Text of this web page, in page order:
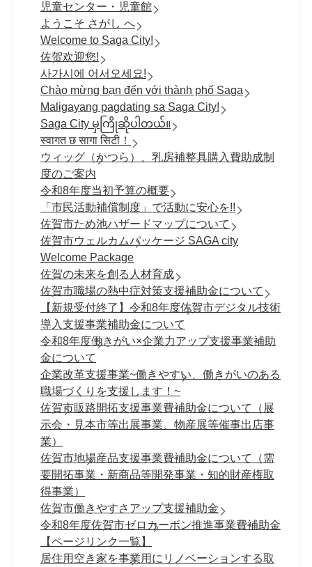
児童センター・児童館
ようこそ さがし へ
Welcome to Saga City!
佐贺欢迎您!
사가시에 어서오세요!
Chào mừng bạn đến với thành phố Saga
Maligayang pagdating sa Saga City!
Saga City မှကြိုဆိုပါတယ်။
स्वागत छ सागा सिटी！
ウィッグ（かつら）、乳房補整具購入費助成制
度のご案内
令和8年度当初予算の概要
「市民活動補償制度」で活動に安心を!!
佐賀市ため池ハザードマップについて
佐賀市ウェルカムパッケージ SAGA city
Welcome Package
佐賀の未来を創る人材育成
佐賀市職場の熱中症対策支援補助金について
【新規受付終了】令和8年度佐賀市デジタル技術
導入支援事業補助金について
令和8年度働きがい×企業力アップ支援事業補助
金について
企業改革支援事業~働きやすい、働きがいのある
職場づくりを支援します！~
佐賀市販路開拓支援事業費補助金について（展
示会・見本市等出展事業、物産展等催事出店事
業）
佐賀市地場産品支援事業費補助金について（需
要開拓事業・新商品等開発事業・知的財産権取
得事業）
佐賀市働きやすさアップ支援補助金
令和8年度佐賀市ゼロカーボン推進事業費補助金
【ページリンク一覧】
居住用空き家を事業用にリノベーションする取